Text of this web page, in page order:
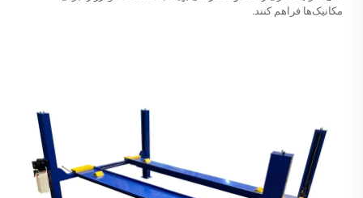
مکانیک‌ها فراهم کنند.